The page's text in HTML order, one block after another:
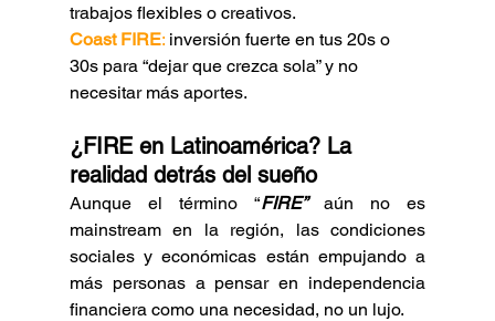
trabajos flexibles o creativos.
Coast FIRE: inversión fuerte en tus 20s o
30s para “dejar que crezca sola” y no
necesitar más aportes.
¿FIRE en Latinoamérica? La
realidad detrás del sueño
Aunque el término “FIRE” aún no es
mainstream en la región, las condiciones
sociales y económicas están empujando a
más personas a pensar en independencia
financiera como una necesidad, no un lujo.